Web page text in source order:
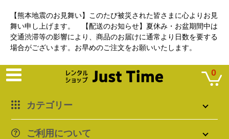
【熊本地震のお見舞い】このたび被災された皆さまに心よりお見
舞い申し上げます。 【配送のお知らせ】夏休み・お盆期間中は
交通渋滞等の影響により、商品のお届けに通常より日数を要する
場合がございます。お早めのご注文をお願いいたします。
カテゴリー
ご利用について
0